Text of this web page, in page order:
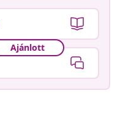
Ajánlott